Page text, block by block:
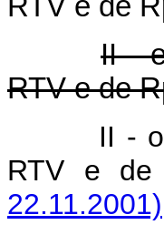
II -
RTV e de
II -
RTV e de
22.11.2001)